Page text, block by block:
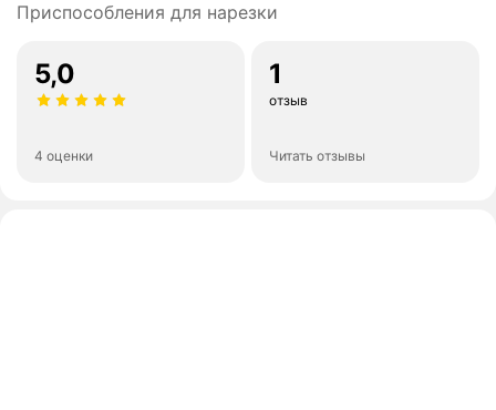
Приспособления для нарезки
5,0
4 оценки
1
отзыв
Читать отзывы